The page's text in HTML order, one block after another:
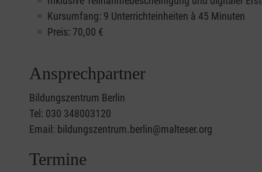
Kursumfang: 9 Unterrichteinheiten à 45 Minuten
Preis: 70,00 €
Ansprechpartner
Bildungszentrum Berlin
Tel: 030 348003120
Email: bildungszentrum.berlin@malteser.org
Termine